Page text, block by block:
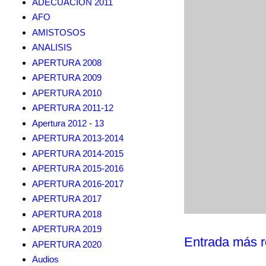
Entrada más
AFO
AMISTOSOS
ANALISIS
APERTURA 2008
APERTURA 2009
APERTURA 2010
APERTURA 2011-12
Apertura 2012 - 13
APERTURA 2013-2014
APERTURA 2014-2015
APERTURA 2015-2016
APERTURA 2016-2017
APERTURA 2017
APERTURA 2018
APERTURA 2019
APERTURA 2020
Audios